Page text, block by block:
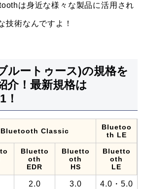
は身近な様々な製品に活用され
技術なんですよ！
ルートゥース)の規格を
介！最新規格は
Bluetooth Classic
Bluetoo
th LE
Bluetto
oth
EDR
Bluetto
oth
HS
Bluetto
oth
LE
2.0 3.0 4.0・5.0